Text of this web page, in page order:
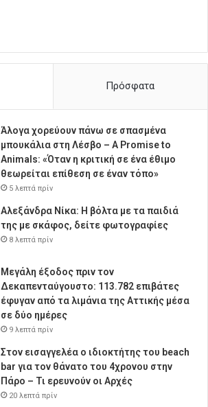
Πρόσφατα
Άλογα χορεύουν πάνω σε σπασμένα
μπουκάλια στη Λέσβο – A Promise to
Animals: «Όταν η κριτική σε ένα έθιμο
θεωρείται επίθεση σε έναν τόπο»
5 λεπτά πρίν
Αλεξάνδρα Νίκα: Η βόλτα με τα παιδιά
της με σκάφος, δείτε φωτογραφίες
8 λεπτά πρίν
Μεγάλη έξοδος πριν τον
Δεκαπενταύγουστο: 113.782 επιβάτες
έφυγαν από τα λιμάνια της Αττικής μέσα
σε δύο ημέρες
9 λεπτά πρίν
Στον εισαγγελέα ο ιδιοκτήτης του beach
bar για τον θάνατο του 4χρονου στην
Πάρο – Τι ερευνούν οι Αρχές
20 λεπτά πρίν